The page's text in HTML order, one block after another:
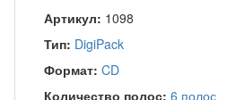
Артикул: 1098
Тип: DigiPack
Формат: CD
Количество полос: 6 полос